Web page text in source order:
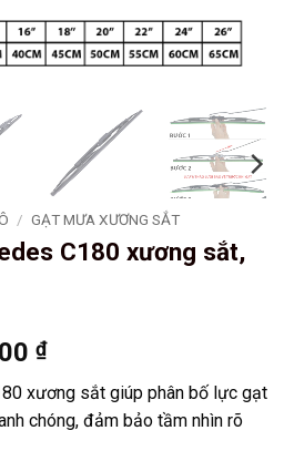
/ GẠT MƯA XƯƠNG SẮT
C180 xương sắt,
₫.
₫Giá
hiện
tại
là:
xương sắt giúp phân bố lực gạt
chóng, đảm bảo tầm nhìn rõ